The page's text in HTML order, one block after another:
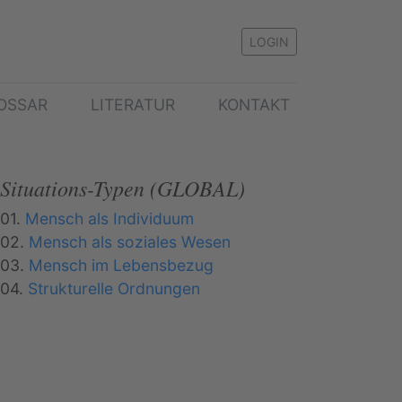
LOGIN
LITERATUR KONTAKT
Situations-Typen (GLOBAL)
01. Mensch als Individuum
02. Mensch als soziales Wesen
03. Mensch im Lebensbezug
04. Strukturelle Ordnungen